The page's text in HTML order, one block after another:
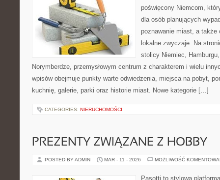
poświęcony Niemcom,
dla osób planujących
poznawanie miast, a
lokalne zwyczaje. Na
stolicy Niemiec,
Norymberdze, przemysłowym centrum z charakterem i wielu
wpisów obejmuje punkty warte odwiedzenia, miejsca na pobyt,
kuchnię, galerie, parki oraz historie miast. Nowe kategorie […]
CATEGORIES: NIERUCHOMOŚCI
PREZENTY ZWIĄZANE Z HOBBY
POSTED BY ADMIN MAR - 11 - 2026 MOŻLIWOŚĆ
Pasotti to stylowa